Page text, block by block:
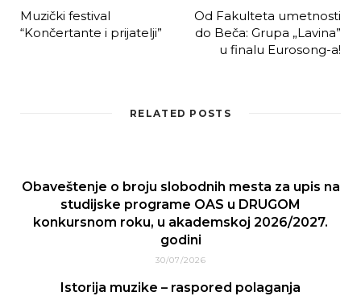
Muzički festival
“Končertante i prijatelji”
Od Fakulteta umetnosti
do Beča: Grupa „Lavina”
u finalu Eurosong-a!
RELATED POSTS
Obaveštenje o broju slobodnih mesta za upis na
studijske programe OAS u DRUGOM
konkursnom roku, u akademskoj 2026/2027.
godini
30/07/2026
Istorija muzike – raspored polaganja